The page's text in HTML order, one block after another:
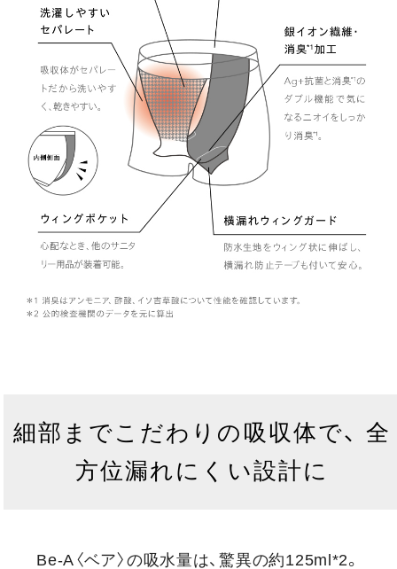
細部までこだわりの吸収体で、 全
方位漏れにくい設計に
Be-A〈ベア〉の吸水量は、驚異の約125ml*2。